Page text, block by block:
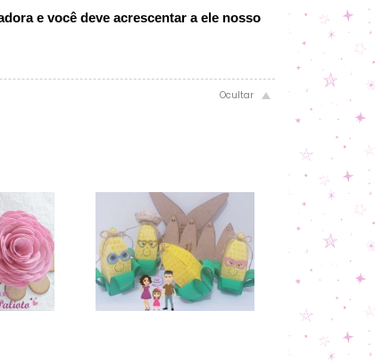
e você deve acrescentar a ele nosso